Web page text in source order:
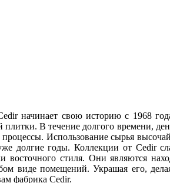
начинает свою историю с 1968
плитки. В течение долгого времени,
Использование сырья
долгие годы. Коллекции от Cedir
восточного стиля. Они являются
виде помещений. Украшая его,
фабрика Cedir.